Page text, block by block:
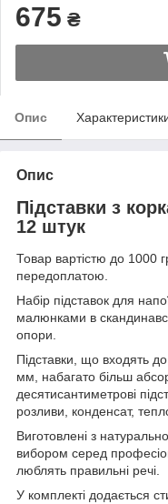
675 ₴
Опис
Опис
Підставки з
12 штук
Товар вартістю до 1000
передоплатою.
Набір підставок для
малюнками в
опори.
Підставки, що входять
мм, набагато більш
десятисантиметрові
розливи, конденсат,
Виготовлені з
вибором серед
люблять правильні речі.
У комплекті додається